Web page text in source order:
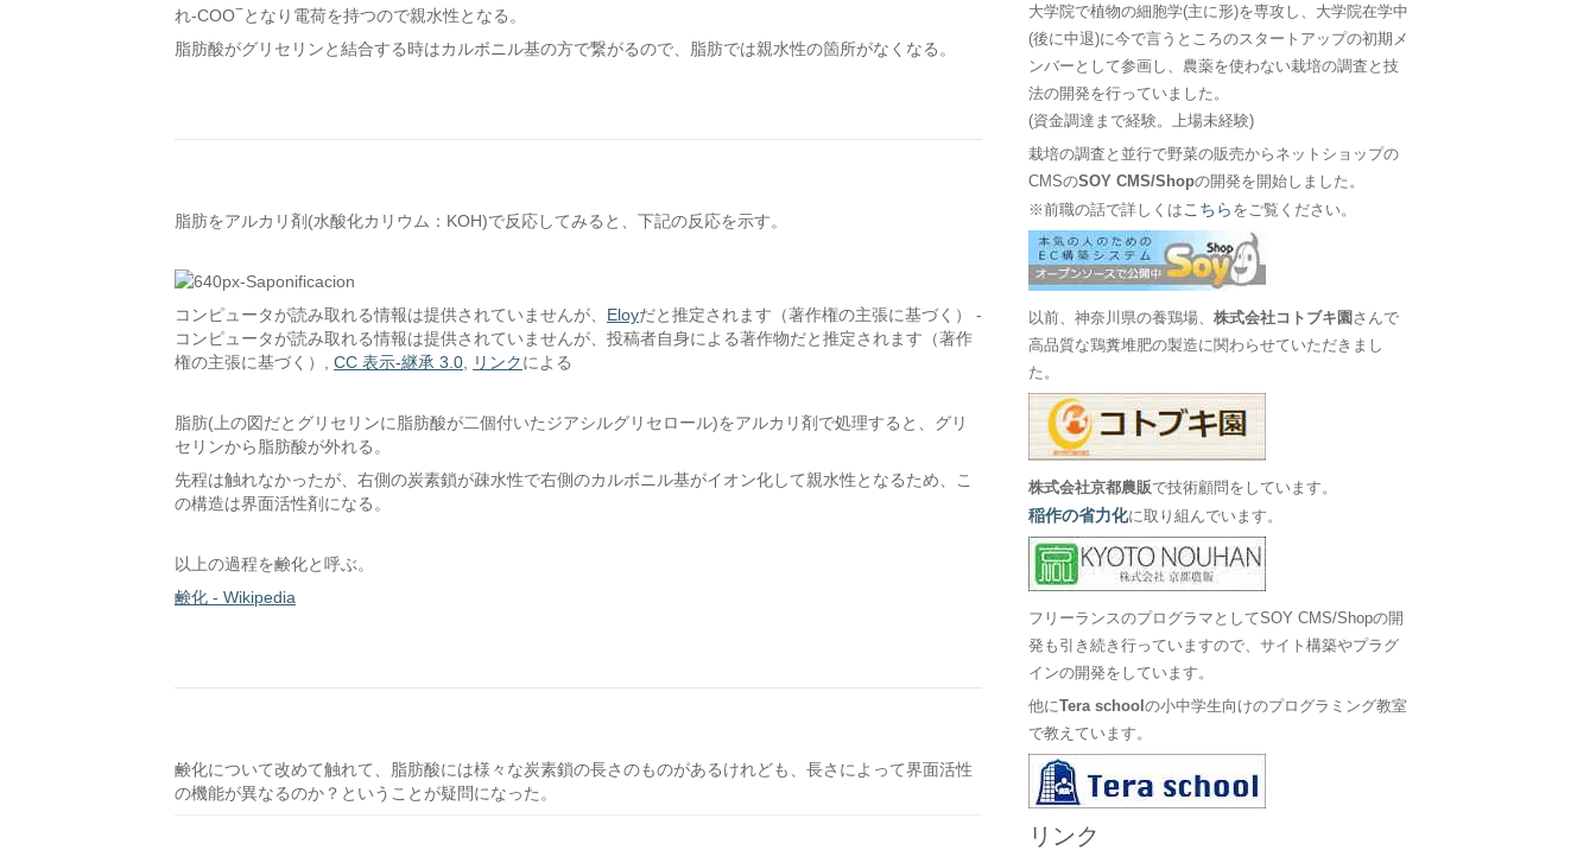
れ-COO−となり電荷を持つので親水性となる。
脂肪酸がグリセリンと結合する時はカルボニル基の方で繋がるので、脂肪では親水性の箇所がなくなる。
脂肪をアルカリ剤(水酸化カリウム：KOH)で反応してみると、下記の反応を示す。
コンピュータが読み取れる情報は提供されていませんが、 Eloyだと推定されます（著作権の主張に基づく） -
コンピュータが読み取れる情報は提供されていませんが、 投稿者自身による著作物だと推定されます（著作
権の主張に基づく）, CC 表示-継承 3.0 リンクによる
脂肪(上の図だとグリセリンに脂肪酸が二個付いたジアシルグリセロール)をアルカリ剤で処理すると、グリ
セリンから脂肪酸が外れる。
先程は触れなかったが、右側の炭素鎖が疎水性で右側のカルボニル基がイオン化して親水性となるため、こ
の構造は界面活性剤になる。
以上の過程を鹸化と呼ぶ。
鹸化 - Wikipedia
鹸化について改めて触れて、脂肪酸には様々な炭素鎖の長さのものがあるけれども、長さによって界面活性
の機能が異なるのか？ということが疑問になった。
大学院で植物の細胞学(主に形)を専攻し、大学院在学中
(後に中退)に今で言うところのスタートアップの初期メ
ンバーとして参画し、農薬を使わない栽培の調査と技
法の開発を行っていました。
(資金調達まで経験。上場未経験)
栽培の調査と並行で野菜の販売からネットショップの
CMSのSOY CMS/Shopの開発を開始しました。
※前職の話で詳しくは こちら をご覧ください。
以前、神奈川県の養鶏場、株式会社コトブキ園 さんで
高品質な鶏糞堆肥の製造に関わらせていただきまし
た。
株式会社京都農販で技術顧問をしています。
稲作の省力化に取り組んでいます。
フリーランスのプログラマとしてSOY CMS/Shopの開
発も引き続き行っていますので、サイト構築やプラグ
インの開発をしています。
他にTera schoolの小中学生向けのプログラミング教室
で教えています。
リンク